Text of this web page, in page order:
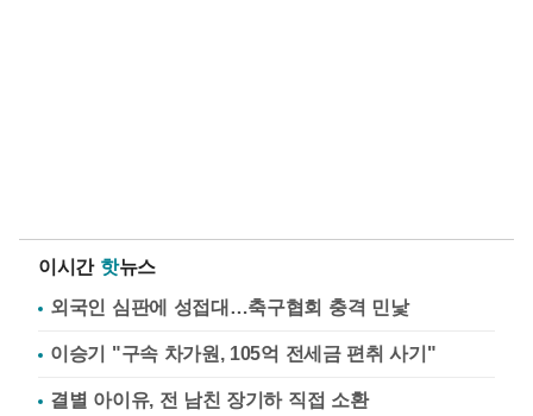
이시간 핫뉴스
외국인 심판에 성접대…축구협회 충격 민낯
이승기 "구속 차가원, 105억 전세금 편취 사기"
결별 아이유, 전 남친 장기하 직접 소환